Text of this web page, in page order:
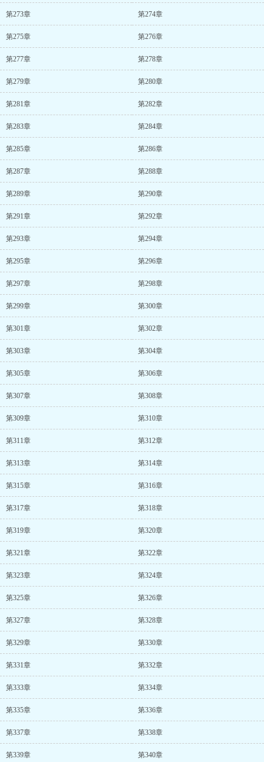
第273章 第274章
第275章 第276章
第277章 第278章
第279章 第280章
第281章 第282章
第283章 第284章
第285章 第286章
第287章 第288章
第289章 第290章
第291章 第292章
第293章 第294章
第295章 第296章
第297章 第298章
第299章 第300章
第301章 第302章
第303章 第304章
第305章 第306章
第307章 第308章
第309章 第310章
第311章 第312章
第313章 第314章
第315章 第316章
第317章 第318章
第319章 第320章
第321章 第322章
第323章 第324章
第325章 第326章
第327章 第328章
第329章 第330章
第331章 第332章
第333章 第334章
第335章 第336章
第337章 第338章
第339章 第340章